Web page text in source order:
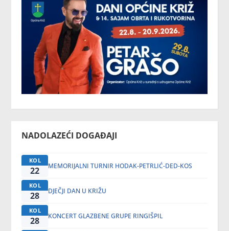
NADOLAZEĆI DOGAĐAJI
KOL
22 MEMORIJALNI TURNIR HODAK-PETRLIĆ-DED-KOS
KOL
28 DJEČJI DAN U KRIŽU
KOL
28 KONCERT GLAZBENE GRUPE RINGIŠPIL